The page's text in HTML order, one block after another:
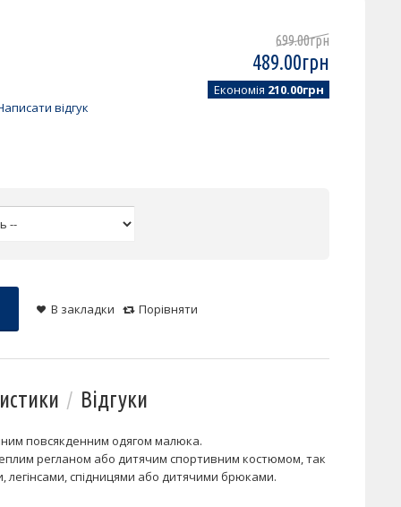
699.00грн
489.00грн
Економія 210.00грн
відгук
В закладки Порівняти
Відгуки
повсякденним одягом малюка.
регланом або дитячим спортивним костюмом, так
легінсами, спідницями або дитячими брюками.